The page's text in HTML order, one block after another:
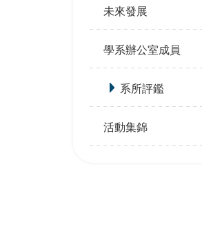
未來發展
學系辦公室成員
系所評鑑
活動集錦